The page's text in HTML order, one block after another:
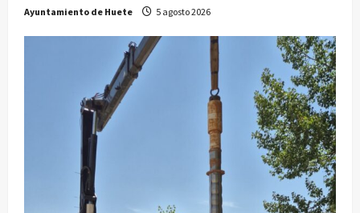
Ayuntamiento de Huete 5 agosto 2026